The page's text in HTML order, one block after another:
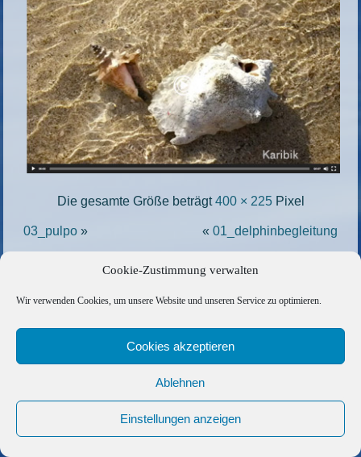
Cookie-Zustimmung verwalten
Wir verwenden Cookies, um unsere Website und unseren Service zu optimieren.
Cookies akzeptieren
Ablehnen
Einstellungen anzeigen
Die gesamte Größe beträgt400 × 225Pixel
03_pulpo » « 01_delphinbegleitung
Copyright © 2026 Barfuss Segelreisen GmbH
Kontakt|Impressum|Datenschutz|Cookie-Richtlinie
AGB|Befreundete Links